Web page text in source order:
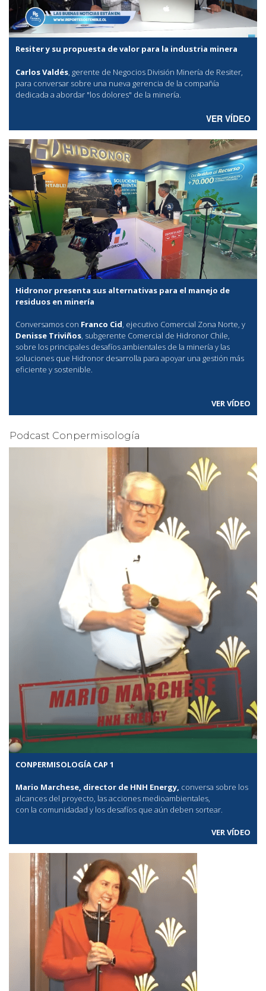
Resiter y su propuesta de valor para la industria minera
Carlos Valdés, gerente de Negocios División Minería de Resiter,
para conversar sobre una nueva gerencia de la compañía
dedicada a abordar "los dolores" de la minería.
VER VÍDEO
Hidronor presenta sus alternativas para el manejo de
residuos en minería
Conversamos con Franco Cid, ejecutivo Comercial Zona Norte, y
Denisse Triviños, subgerente Comercial de Hidronor Chile,
sobre los principales desafíos ambientales de la minería y las
soluciones que Hidronor desarrolla para apoyar una gestión más
eficiente y sostenible.
VER VÍDEO
Podcast Conpermisología
CONPERMISOLOGÍA CAP 1
Mario Marchese, director de HNH Energy, conversa sobre los
alcances del proyecto, las acciones medioambientales,
con la comunidadad y los desafíos que aún deben sortear.
VER VÍDEO